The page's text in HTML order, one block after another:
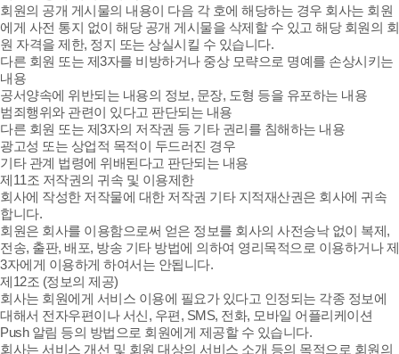
회원의 공개 게시물의 내용이 다음 각 호에 해당하는 경우 회사는 회원
에게 사전 통지 없이 해당 공개 게시물을 삭제할 수 있고 해당 회원의 회
원 자격을 제한, 정지 또는 상실시킬 수 있습니다.
다른 회원 또는 제3자를 비방하거나 중상 모략으로 명예를 손상시키는
내용
공서양속에 위반되는 내용의 정보, 문장, 도형 등을 유포하는 내용
범죄행위와 관련이 있다고 판단되는 내용
다른 회원 또는 제3자의 저작권 등 기타 권리를 침해하는 내용
광고성 또는 상업적 목적이 두드러진 경우
기타 관계 법령에 위배된다고 판단되는 내용
제11조 저작권의 귀속 및 이용제한
회사에 작성한 저작물에 대한 저작권 기타 지적재산권은 회사에 귀속
합니다.
회원은 회사를 이용함으로써 얻은 정보를 회사의 사전승낙 없이 복제,
전송, 출판, 배포, 방송 기타 방법에 의하여 영리목적으로 이용하거나 제
3자에게 이용하게 하여서는 안됩니다.
제12조 (정보의 제공)
회사는 회원에게 서비스 이용에 필요가 있다고 인정되는 각종 정보에
대해서 전자우편이나 서신, 우편, SMS, 전화, 모바일 어플리케이션
Push 알림 등의 방법으로 회원에게 제공할 수 있습니다.
회사는 서비스 개선 및 회원 대상의 서비스 소개 등의 목적으로 회원의